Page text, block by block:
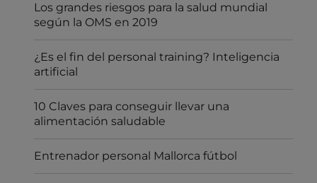
Los grandes riesgos para la salud mundial
según la OMS en 2019
¿Es el fin del personal training? Inteligencia
artificial
10 Claves para conseguir llevar una
alimentación saludable
Entrenador personal Mallorca fútbol